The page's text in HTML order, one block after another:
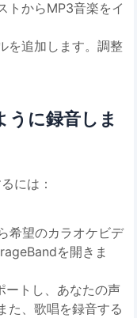
トからMP3音楽をイ
を追加します。調整
に録音しま
には：
希望のカラオケビデ
を開きま
ートし、あなたの声
た、歌唱を録音する